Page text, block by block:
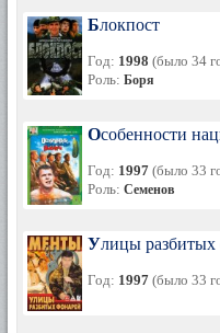
Блокпост
Год: 1998 (было 34
Роль: Боря
Особенности
Год: 1997 (было 33
Роль: Семенов
Улицы
Год: 1997 (было 33